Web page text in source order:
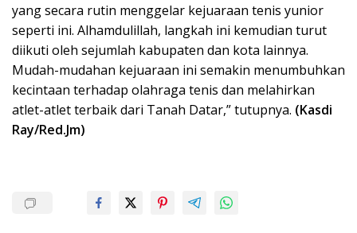
yang secara rutin menggelar kejuaraan tenis yunior
seperti ini. Alhamdulillah, langkah ini kemudian turut
diikuti oleh sejumlah kabupaten dan kota lainnya.
Mudah-mudahan kejuaraan ini semakin menumbuhkan
kecintaan terhadap olahraga tenis dan melahirkan
atlet-atlet terbaik dari Tanah Datar,” tutupnya. (Kasdi
Ray/Red.Jm)